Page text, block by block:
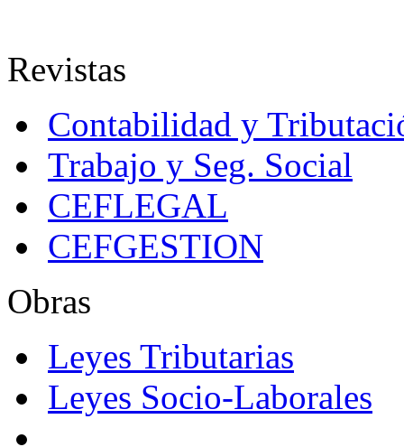
Revistas
Contabilidad y
Trabajo y Seg. Social
CEFLEGAL
CEFGESTION
Obras
Leyes Tributarias
Leyes Socio-Laborales